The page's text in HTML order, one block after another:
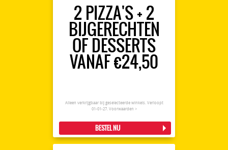
2 PIZZA'S + 2
BIJGERECHTEN
OF DESSERTS
VANAF €24,50
Alleen verkrijgbaar bij geselecteerde winkels. Verloopt
01-01-27. Voorwaarden >
BESTEL NU